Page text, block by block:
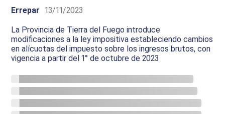
Errepar 13/11/2023
La Provincia de Tierra del Fuego introduce
modificaciones a la ley impositiva estableciendo cambios
en alícuotas del impuesto sobre los ingresos brutos, con
vigencia a partir del 1° de octubre de 2023